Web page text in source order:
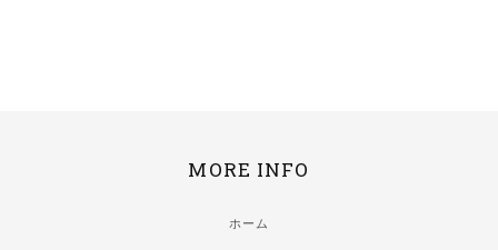
MORE INFO
ホーム